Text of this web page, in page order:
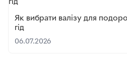
Як вибрати валізу для
гід
06.07.2026